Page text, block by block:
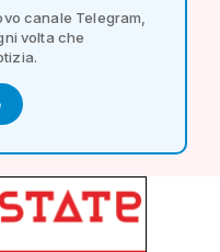
canale Telegram,
volta che